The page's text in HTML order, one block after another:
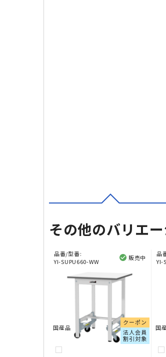
その他のバリエ
品番/型番:
YI-SUPU660-WW
販売中
クーポン
法人会員
割引対象
国産品
品
YI-
国